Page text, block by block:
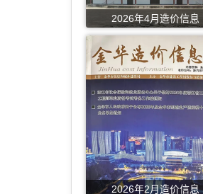
2026年4月造价信息
2026年2月造价信息